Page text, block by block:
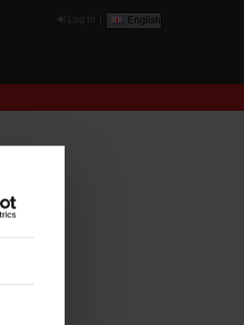
Log in English